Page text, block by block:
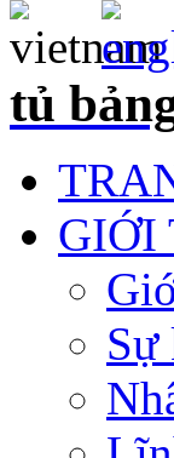
tủ
GIỚI
Sự